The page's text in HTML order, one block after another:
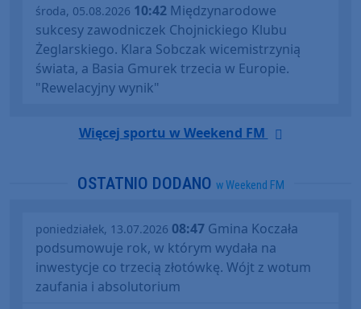
środa, 05.08.2026 10:42 Międzynarodowe
sukcesy zawodniczek Chojnickiego Klubu
Żeglarskiego. Klara Sobczak wicemistrzynią
świata, a Basia Gmurek trzecia w Europie.
"Rewelacyjny wynik"
Więcej sportu w Weekend FM
OSTATNIO DODANO w Weekend FM
poniedziałek, 13.07.2026 08:47 Gmina Koczała
podsumowuje rok, w którym wydała na
inwestycje co trzecią złotówkę. Wójt z wotum
zaufania i absolutorium